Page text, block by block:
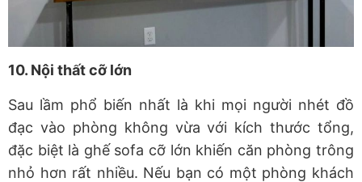
10. Nội thất cỡ lớn
Sau lầm phổ biến nhất là khi mọi người nhét đồ
đạc vào phòng không vừa với kích thước tổng,
đặc biệt là ghế sofa cỡ lớn khiến căn phòng trông
nhỏ hơn rất nhiều. Nếu bạn có một phòng khách